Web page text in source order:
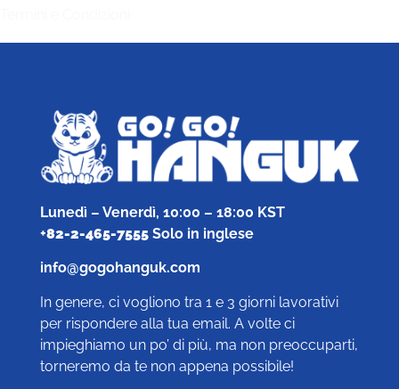
Lunedì – Venerdì, 10:00 – 18:00 KST
+82-2-465-7555 Solo in inglese
info@gogohanguk.com
In genere, ci vogliono tra 1 e 3 giorni lavorativi
per rispondere alla tua email. A volte ci
impieghiamo un po’ di più, ma non preoccuparti,
torneremo da te non appena possibile!